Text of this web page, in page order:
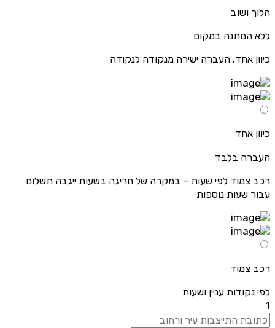
הלוך ושוב
ללא המתנה במקום
כיוון אחד. העברה ישירה מנקודה לנקודה
כיוון אחד
העברה בלבד
רכב צמוד לפי שעות – במקרה של חריגה בשעות ייגבה תשלום
עבור שעות נוספות
רכב צמוד
לפי נקודות עניין ושעות
1